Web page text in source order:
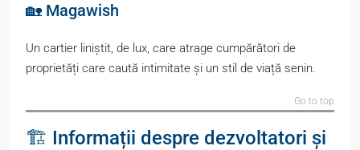
🏡 Magawish
Un cartier liniștit, de lux, care atrage cumpărători de
proprietăți care caută intimitate și un stil de viață senin.
Go to top
🏗️ Informații despre dezvoltatori și